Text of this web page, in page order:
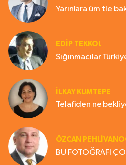
Yarınlara ümitle
EDIP TEKKOL
Sığınmacılar
İLKAY KUMTEPE
Telafiden ne
ÖZCAN
BU FOTOĞRAFI